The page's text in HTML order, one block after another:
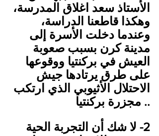
الأستاذ سعد اغلاق المدرسة،
وهكذا قاطعنا الدراسة،
وعندما دخلت الأسرة إلى
مدينة كرن بسبب صعوبة
العيش في بركنتيا ووقوعها
على طرق يرتادها جيش
الاحتلال الأثيوبي الذي ارتكب
مجزرة بركنتيا ..